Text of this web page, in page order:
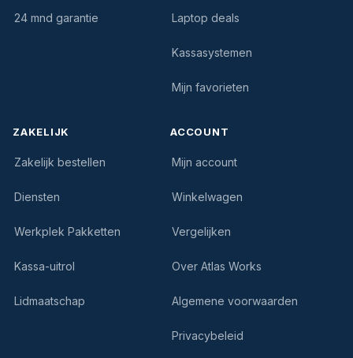
24 mnd garantie Laptop deals
Kassasystemen
Mijn favorieten
ZAKELIJK
Zakelijk bestellen
Diensten
Werkplek Pakketten
Kassa-uitrol
Lidmaatschap
ACCOUNT
Mijn account
Winkelwagen
Vergelijken
Over Atlas Works
Algemene voorwaarden
Privacybeleid